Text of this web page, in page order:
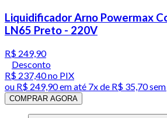
Liquidificador Arno Powermax
LN65 Preto - 220V
R$ 249,90
Desconto
R$ 237,40no PIX
ou R$ 249,90em até 7x de R$ 35,70
COMPRAR AGORA